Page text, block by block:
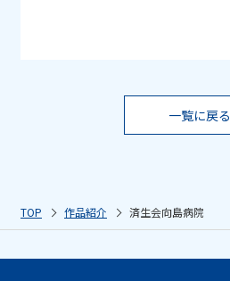
一覧に戻る
TOP 作品紹介 済生会向島病院